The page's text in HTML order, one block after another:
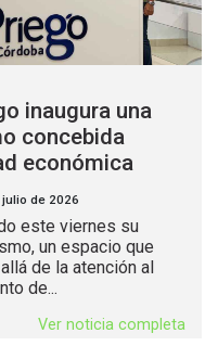
inaugura una
concebida
económica
de 2026
este viernes su
un espacio que
de la atención al
de...
Ver noticia completa